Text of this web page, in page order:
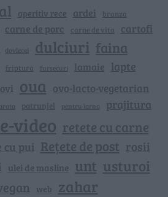
aperitiv rece ardei branza
carne de porc carne de vita cartofi
dovlecei dulciuri faina
friptura fursecuri lamaie lapte
oua ovo-lacto-vegetarian
patrunjel pentru iarna prajitura
video retete cu carne
cu pui Rețete de post rosii
ulei de masline unt usturoi
web zahar